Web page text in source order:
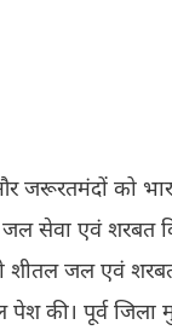
जरूरतमंदों को
सेवा एवं शरबत
जल एवं शरबत
की। पूर्व जिला